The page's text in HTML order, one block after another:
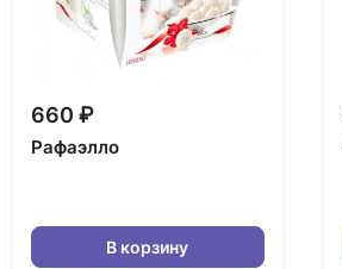
660 ₽
Рафаэлло
В корзину